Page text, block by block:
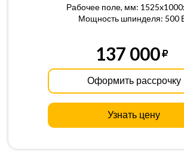
Рабочее поле, мм:
Мощность шпинделя: 500
137 000
Оформить рассрочку
Узнать цену